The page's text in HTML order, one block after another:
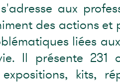
aux
des actions et
liées
Il présente 231
kits,